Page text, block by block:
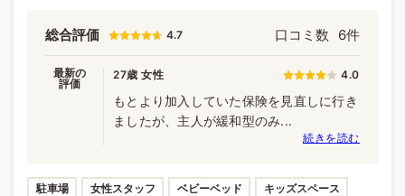
総合評価 4.7 口コミ数 6件
最新の
評価
27歳 女性 4.0
もとより加入していた保険を見直しに行き
ましたが、主人が緩和型のみ...
続きを読む
駐車場 女性スタッフ ベビーベッド キッズスペース